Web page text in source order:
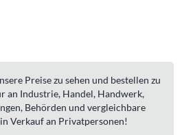
Preise zu sehen und bestellen zu
an Industrie, Handel, Handwerk,
Behörden und vergleichbare
Verkauf an Privatpersonen!